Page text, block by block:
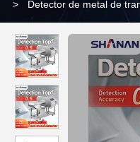
> Detector de metal de
alimentar